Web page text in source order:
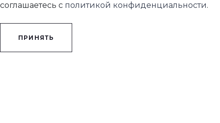
соглашаетесь с политикой конфиденциальности.
ПРИНЯТЬ